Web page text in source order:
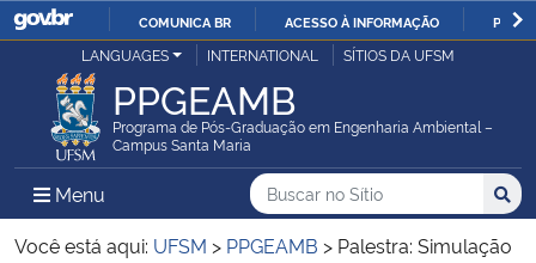
IR
PARA
O
COMUNICA BR ACESSO À INFORMAÇÃO
Ministério da Justiça e Segurança Pública
Ministério da Defesa
Ministério das Relações Exteriores
LANGUAGES INTERNATIONAL SÍTIOS DA UFSM
PPGEAMB
Programa de Pós-Graduação em Engenharia Ambiental –
Campus Santa Maria
Menu Menu Principal do Sítio
Busca
Buscar no no Sítio
Busca:
Você está aqui: UFSM > PPGEAMB > Palestra: Simulação